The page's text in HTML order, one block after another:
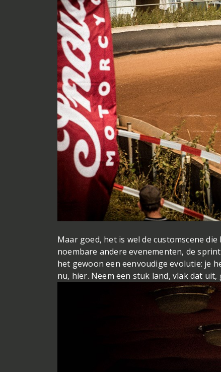
Maar goed, het is wel de customscene
noembare andere evenementen, de
het gewoon een eenvoudige evolutie: je
nu, hier. Neem een stuk land, vlak dat